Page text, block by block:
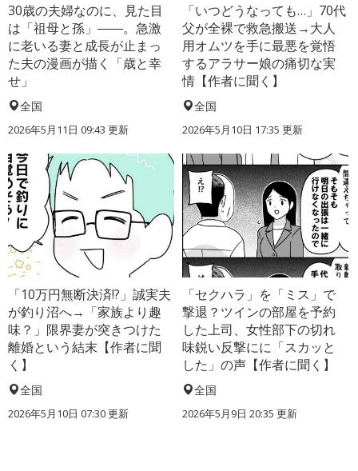
30歳の夫婦なのに、見た目
は「祖母と孫」――。急激
に老いる妻と成長が止まっ
た夫の漫画が描く「歳と幸
せ」
全国
2026年5月11日 09:43 更新
「いつどうなっても…」70代
父が全裸で救急搬送→大人
用オムツを手に最悪を覚悟
するアラサー娘の痛切な実
情【作者に聞く】
全国
2026年5月10日 17:35 更新
「10万円無断決済!?」誠実夫
が釣り沼へ→「家族より趣
味？」限界妻が突きつけた
離婚という結末【作者に聞
く】
全国
2026年5月10日 07:30 更新
「セクハラ」を「ミス」で
撃退？ツインの部屋を予約
した上司、女性部下の切れ
味鋭い反撃にに「スカッと
した」の声【作者に聞く】
全国
2026年5月9日 20:35 更新